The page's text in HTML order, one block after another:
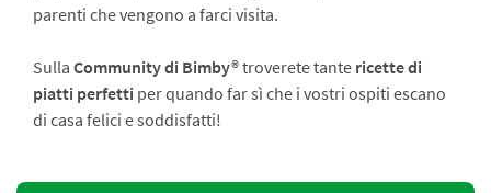
parenti che vengono a farci visita.
Sulla Community di Bimby®troverete tante ricette di
piatti perfetti per quando far sì che i vostri ospiti escano
di casa felici e soddisfatti!